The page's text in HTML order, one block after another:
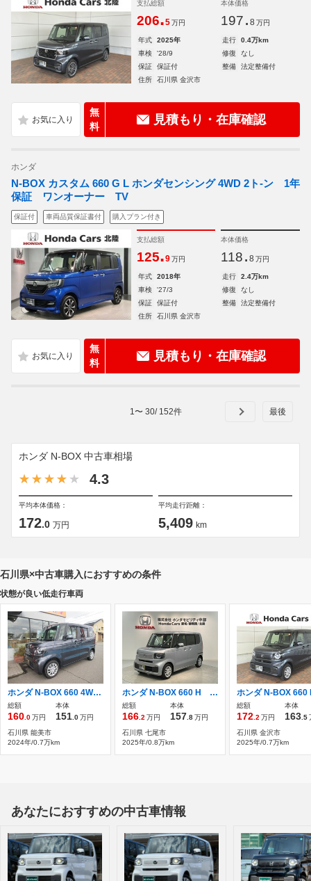
支払総額
206.5 万円
本体価格
197. 8 万円
年式 2025年 走行
0.4万km
車検
'28/9 修復
なし
保証
保証付 整備
法定整備付
住所
石川県 金沢市
無
料
見積もり・在庫確認
ホンダ
N-BOX カスタム 660 G L ホンダセンシング 4WD 2ト-ン 1年
保証 ワンオーナー TV
保証付 車両品質保証書付 購入プラン付き
支払総額
125.9 万円
本体価格
118. 8 万円
年式 2018年 走行
2.4万km
車検
'27/3 修復
なし
保証
保証付 整備
法定整備付
住所
石川県 金沢市
無
料
見積もり・在庫確認
1 〜 30/ 152件
ホンダ N-BOX 中古車相場
4.3
平均本体価格：
172.0 万円
平均走行距離：
5,409 km
石川県×中古車購入におすすめの条件
状態が良い低走行車両
ホンダ N-BOX 660 4WD 4WD 左側パワスラドア 純正ナビ
総額
160 .0万円
本体
151 .0万円
石川県 能美市
2024年/0.7万km
ホンダ N-BOX 660 H SENSING 最長5年保証 ワンオ-ナ- ナ
総額
166 .2 万円
本体
157 .8万円
石川県 七尾市
2025年/0.8万km
総額
172 .2 万円
本体
163 .5
石川県 金沢市
2025年/0.7万km
あなたにおすすめの中古車情報